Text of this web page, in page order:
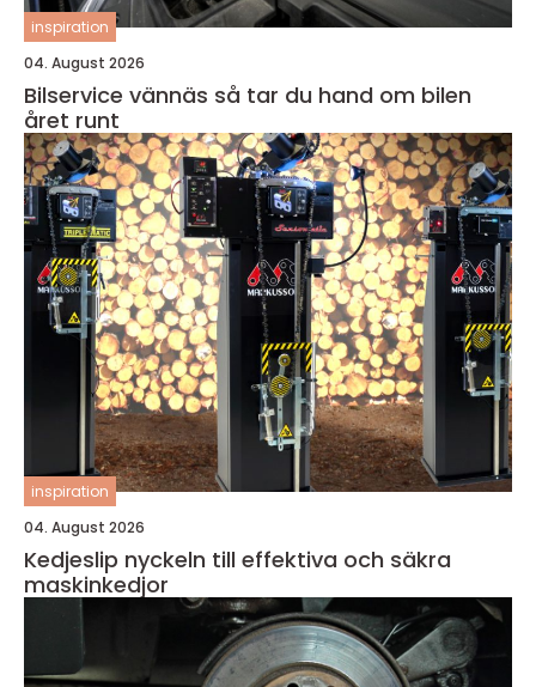
inspiration
04. August 2026
Bilservice vännäs så tar du hand om bilen
året runt
inspiration
04. August 2026
Kedjeslip nyckeln till effektiva och säkra
maskinkedjor